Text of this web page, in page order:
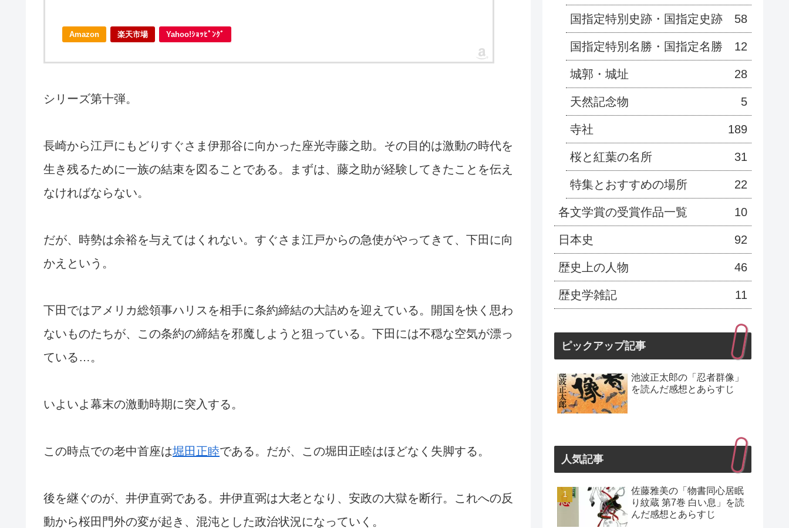
Amazon 楽天市場 Yahoo!ｼｮｯﾋﾟﾝｸﾞ
シリーズ第十弾。
長崎から江戸にもどりすぐさま伊那谷に向かった座光寺藤之助。その目的は激動の時代を
生き残るために一族の結束を図ることである。まずは、藤之助が経験してきたことを伝え
なければならない。
だが、時勢は余裕を与えてはくれない。すぐさま江戸からの急使がやってきて、下田に向
かえという。
下田ではアメリカ総領事ハリスを相手に条約締結の大詰めを迎えている。開国を快く思わ
ないものたちが、この条約の締結を邪魔しようと狙っている。下田には不穏な空気が漂っ
ている…。
いよいよ幕末の激動時期に突入する。
この時点での老中首座は堀田正睦である。だが、この堀田正睦はほどなく失脚する。
後を継ぐのが、井伊直弼である。井伊直弼は大老となり、安政の大獄を断行。これへの反
動から桜田門外の変が起き、混沌とした政治状況になっていく。
国指定特別史跡・国指定史跡 58
国指定特別名勝・国指定名勝 12
城郭・城址 28
天然記念物 5
寺社 189
桜と紅葉の名所 31
特集とおすすめの場所 22
各文学賞の受賞作品一覧 10
日本史 92
歴史上の人物 46
歴史学雑記 11
ピックアップ記事
池波正太郎の「忍者群像」
を読んだ感想とあらすじ
人気記事
佐藤雅美の「物書同心居眠
り紋蔵 第7巻 白い息」を読
んだ感想とあらすじ